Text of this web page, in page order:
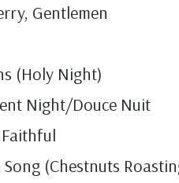
Gentlemen
(Holy Night)
Night/Douce Nuit
Faithful
Song (Chestnuts